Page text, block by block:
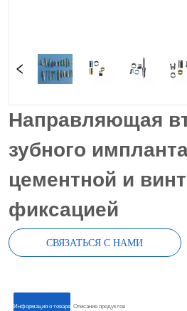
Направляющая
зубного
цементной и
фиксацией
СВЯЗАТЬСЯ С НАМИ
ㅤㅤИнформация о товареㅤㅤ ㅤㅤОписание продуктовㅤㅤ